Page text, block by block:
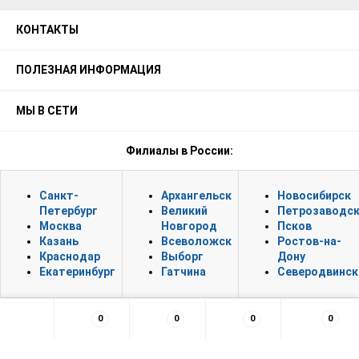
КОНТАКТЫ
ПОЛЕЗНАЯ ИНФОРМАЦИЯ
МЫ В СЕТИ
Филиалы в России:
Санкт-
Петербург
Москва
Казань
Краснодар
Екатеринбург
Архангельск
Великий
Новгород
Всеволожск
Выборг
Гатчина
Новосибирск
Петрозаводск
Псков
Ростов-на-
Дону
Северодвинск
0 0 0 0